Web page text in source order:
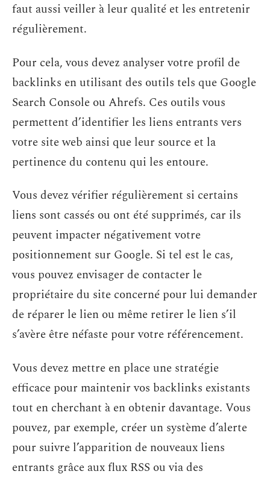
faut aussi veiller à leur qualité et les entretenir
régulièrement.
Pour cela, vous devez analyser votre profil de
backlinks en utilisant des outils tels que Google
Search Console ou Ahrefs. Ces outils vous
permettent d’identifier les liens entrants vers
votre site web ainsi que leur source et la
pertinence du contenu qui les entoure.
Vous devez vérifier régulièrement si certains
liens sont cassés ou ont été supprimés, car ils
peuvent impacter négativement votre
positionnement sur Google. Si tel est le cas,
vous pouvez envisager de contacter le
propriétaire du site concerné pour lui demander
de réparer le lien ou même retirer le lien s’il
s’avère être néfaste pour votre référencement.
Vous devez mettre en place une stratégie
efficace pour maintenir vos backlinks existants
tout en cherchant à en obtenir davantage. Vous
pouvez, par exemple, créer un système d’alerte
pour suivre l’apparition de nouveaux liens
entrants grâce aux flux RSS ou via des